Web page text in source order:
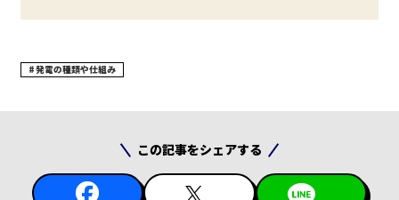
発電の種類や仕組み
この記事をシェアする